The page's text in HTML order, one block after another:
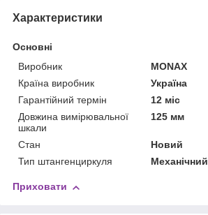
Характеристики
Основні
Виробник
MONAX
Країна виробник
Україна
Гарантійний термін
12 міс
Довжина вимірювальної
шкали
125 мм
Стан
Новий
Тип штангенциркуля
Механічний
Приховати